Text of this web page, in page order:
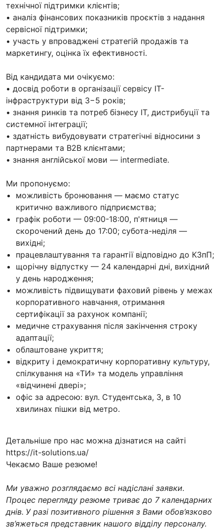
технічної підтримки клієнтів;
• аналіз фінансових показників проєктів з надання
сервісної підтримки;
• участь у впроваджені стратегій продажів та
маркетингу, оцінка їх ефективності.
Від кандидата ми очікуємо:
• досвід роботи в організації сервісу ІТ-
інфраструктури від 3−5 років;
• знання ринків та потреб бізнесу ІТ, дистрибуції та
системної інтеграції;
• здатність вибудовувати стратегічні відносини з
партнерами та B2B клієнтами;
• знання англійської мови — intermediate.
Ми пропонуємо:
можливість бронювання — маємо статус
критично важливого підприємства;
графік роботи — 09:00-18:00, п'ятниця —
скорочений день до 17:00; субота-неділя —
вихідні;
працевлаштування та гарантії відповідно до КЗпП;
щорічну відпустку — 24 календарні дні, вихідний
у день народження;
можливість підвищувати фаховий рівень у межах
корпоративного навчання, отримання
сертифікації за рахунок компанії;
медичне страхування після закінчення строку
адаптації;
облаштоване укриття;
відкриту і демократичну корпоративну культуру,
спілкування на «ТИ» та модель управління
«відчинені двері»;
офіс за адресою: вул. Студентська, 3, в 10
хвилинах пішки від метро.
Детальніше про нас можна дізнатися на сайті
https://it-solutions.ua/
Чекаємо Ваше резюме!
Ми уважно розглядаємо всі надіслані заявки.
Процес перегляду резюме триває до 7 календарних
днів. У разі позитивного рішення з Вами обов’язково
зв’яжеться представник нашого відділу персоналу.